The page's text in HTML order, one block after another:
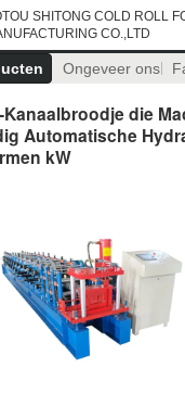
SHITONG COLD ROLL
CO.,LTD
Ongeveer ons
die
Automatische
kW